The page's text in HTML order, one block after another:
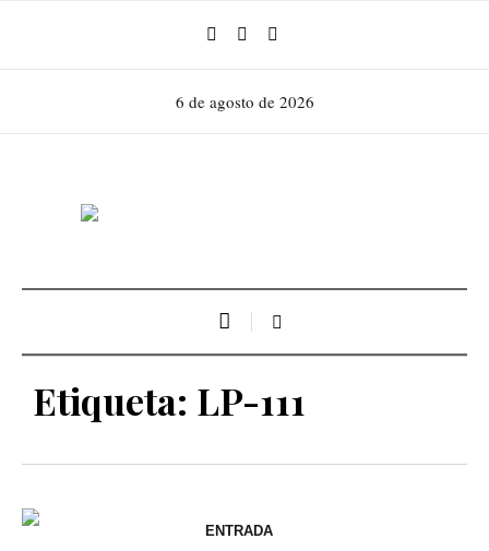
6 de agosto de 2026
Etiqueta: LP-111
ENTRADA